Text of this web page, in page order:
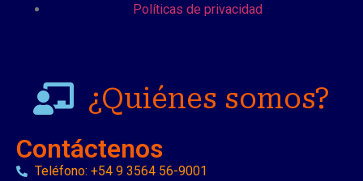
Políticas de privacidad
¿Quiénes somos?
Contáctenos
Teléfono: +54 9 3564 56-9001